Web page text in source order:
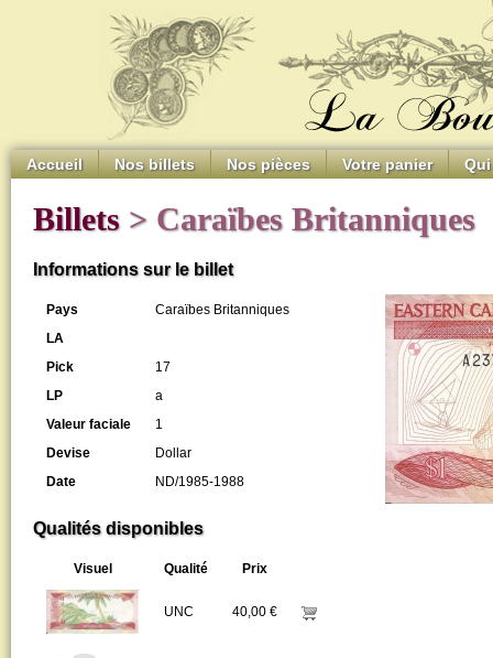
Accueil Nos billets Nos pièces Votre panier
Billets > Caraïbes Britanniques
Informations sur le billet
Pays
Caraïbes Britanniques
LA
Pick
17
LP
a
Valeur faciale
1
Devise
Dollar
Date
ND/1985-1988
Qualités disponibles
Visuel Qualité Prix
UNC 40,00 €